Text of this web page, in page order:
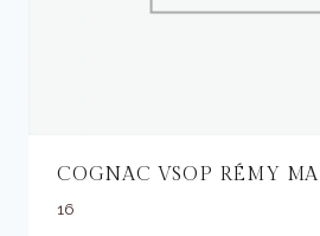
COGNAC VSOP RÉMY
16